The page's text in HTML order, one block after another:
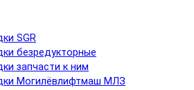
SGR
безредукторные
запчасти к ним
Могилёвлифтмаш МЛЗ